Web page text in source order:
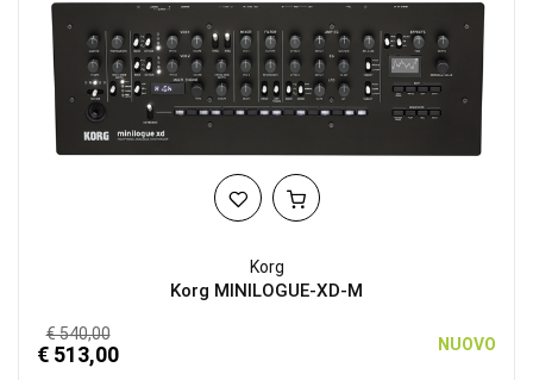
Korg
Korg MINILOGUE-XD-M
€ 540,00
€ 513,00 NUOVO